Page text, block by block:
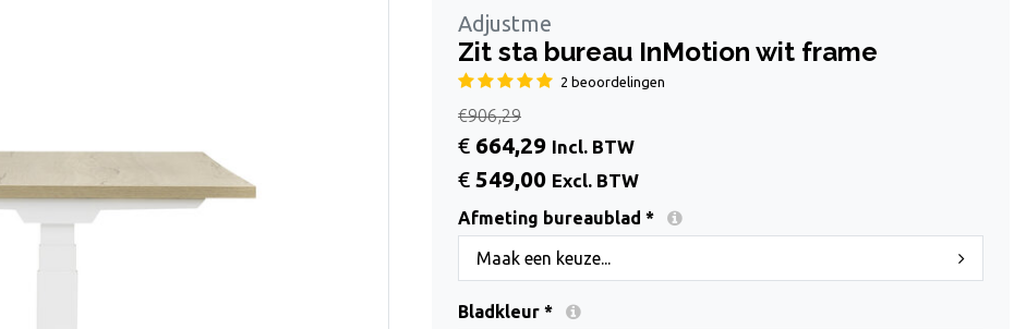
Adjustme
Zit sta bureau InMotion wit frame
2 beoordelingen
€906,29
€ 664,29 Incl. BTW
€ 549,00 Excl. BTW
Afmeting bureaublad *
Maak een keuze...
Bladkleur *